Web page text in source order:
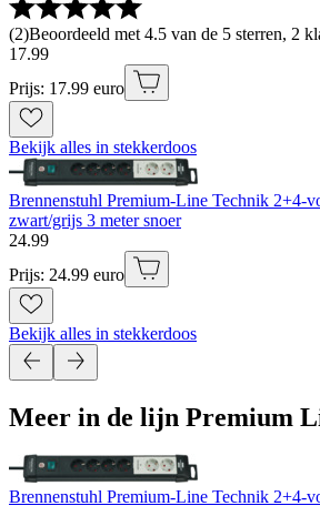
(2)Beoordeeld met 4.5 van de 5 sterren, 2
17.99
Prijs: 17.99 euro
Bekijk alles in stekkerdoos
Brennenstuhl Premium-Line Technik 2+4-
zwart/grijs 3 meter snoer
24.99
Prijs: 24.99 euro
Bekijk alles in stekkerdoos
Meer in de lijn Premium
Brennenstuhl Premium-Line Technik 2+4-